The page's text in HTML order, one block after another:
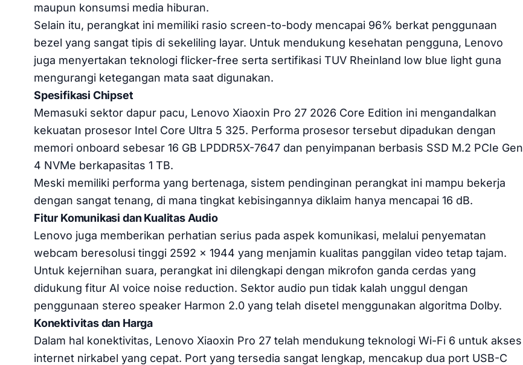
maupun konsumsi media hiburan.
Selain itu, perangkat ini memiliki rasio screen-to-body mencapai 96% berkat penggunaan
bezel yang sangat tipis di sekeliling layar. Untuk mendukung kesehatan pengguna, Lenovo
juga menyertakan teknologi flicker-free serta sertifikasi TUV Rheinland low blue light guna
mengurangi ketegangan mata saat digunakan.
Spesifikasi Chipset
Memasuki sektor dapur pacu, Lenovo Xiaoxin Pro 27 2026 Core Edition ini mengandalkan
kekuatan prosesor Intel Core Ultra 5 325. Performa prosesor tersebut dipadukan dengan
memori onboard sebesar 16 GB LPDDR5X-7647 dan penyimpanan berbasis SSD M.2 PCIe Gen
4 NVMe berkapasitas 1 TB.
Meski memiliki performa yang bertenaga, sistem pendinginan perangkat ini mampu bekerja
dengan sangat tenang, di mana tingkat kebisingannya diklaim hanya mencapai 16 dB.
Fitur Komunikasi dan Kualitas Audio
Lenovo juga memberikan perhatian serius pada aspek komunikasi, melalui penyematan
webcam beresolusi tinggi 2592 x 1944 yang menjamin kualitas panggilan video tetap tajam.
Untuk kejernihan suara, perangkat ini dilengkapi dengan mikrofon ganda cerdas yang
didukung fitur AI voice noise reduction. Sektor audio pun tidak kalah unggul dengan
penggunaan stereo speaker Harmon 2.0 yang telah disetel menggunakan algoritma Dolby.
Konektivitas dan Harga
Dalam hal konektivitas, Lenovo Xiaoxin Pro 27 telah mendukung teknologi Wi-Fi 6 untuk akses
internet nirkabel yang cepat. Port yang tersedia sangat lengkap, mencakup dua port USB-C